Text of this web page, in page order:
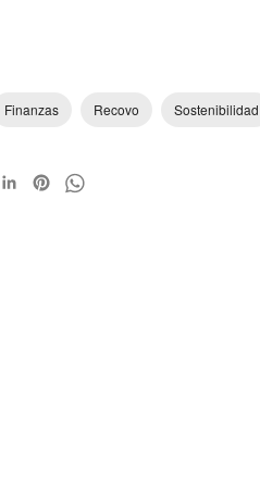
Finanzas Recovo Sostenibilidad